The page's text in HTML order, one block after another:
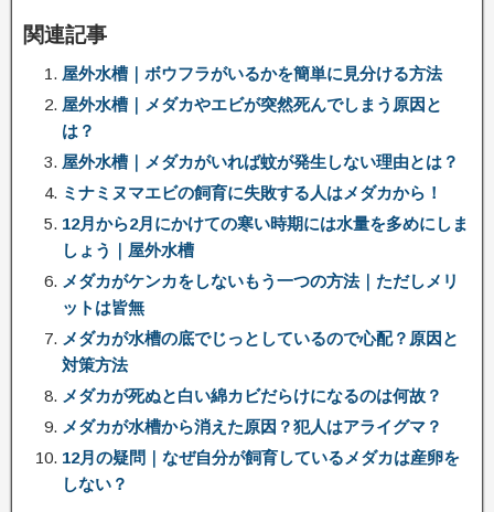
関連記事
屋外水槽｜ボウフラがいるかを簡単に見分ける方法
屋外水槽｜メダカやエビが突然死んでしまう原因と
は？
屋外水槽｜メダカがいれば蚊が発生しない理由とは？
ミナミヌマエビの飼育に失敗する人はメダカから！
12月から2月にかけての寒い時期には水量を多めにしま
しょう｜屋外水槽
メダカがケンカをしないもう一つの方法｜ただしメリ
ットは皆無
メダカが水槽の底でじっとしているので心配？原因と
対策方法
メダカが死ぬと白い綿カビだらけになるのは何故？
メダカが水槽から消えた原因？犯人はアライグマ？
12月の疑問｜なぜ自分が飼育しているメダカは産卵を
しない？